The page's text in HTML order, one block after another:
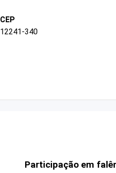
CEP
12241-340
Participação em